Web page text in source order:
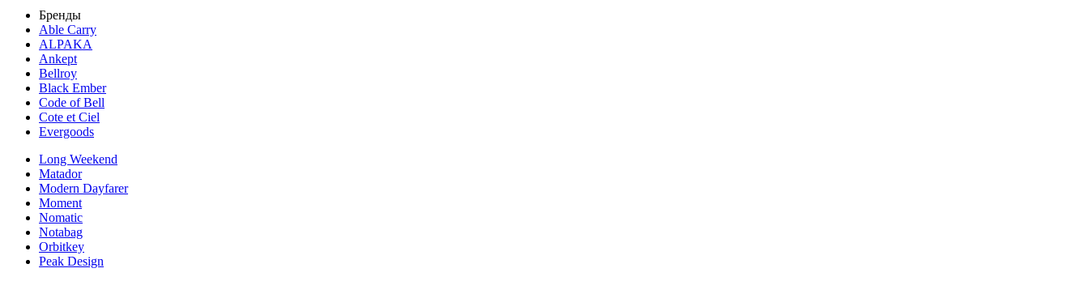
Бренды
Able Carry
ALPAKA
Ankept
Bellroy
Black Ember
Code of Bell
Cote et Ciel
Evergoods
Long Weekend
Matador
Modern Dayfarer
Moment
Nomatic
Notabag
Orbitkey
Peak Design